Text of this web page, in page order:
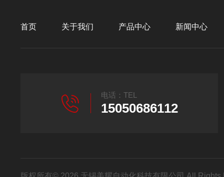
首页 关于我们 产品中心 新闻中心
电话：TEL
15050686112